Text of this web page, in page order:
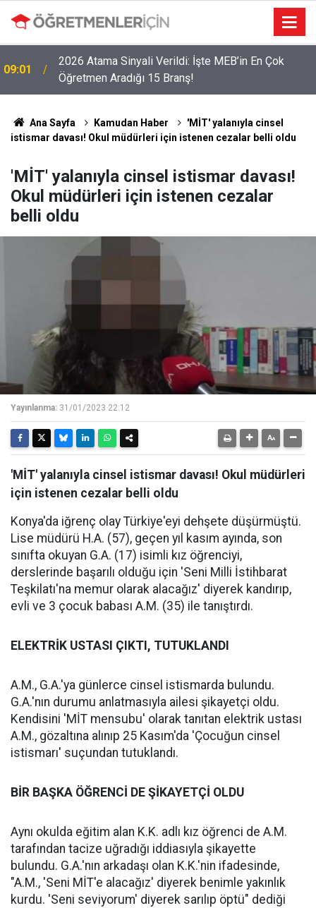
09:01
2026 Atama Sinyali Verildi: İşte MEB’in En Çok
Öğretmen Aradığı 15 Branş!
Ana Sayfa Kamudan Haber
'MİT' yalanıyla cinsel
istismar davası! Okul müdürleri için istenen cezalar belli oldu
'MİT' yalanıyla cinsel istismar davası!
Okul müdürleri için istenen cezalar
belli oldu
Yayınlanma: 31/01/2023 22:12
'MİT' yalanıyla cinsel istismar davası! Okul müdürleri
için istenen cezalar belli oldu
Konya'da iğrenç olay Türkiye'eyi dehşete düşürmüştü.
Lise müdürü H.A. (57), geçen yıl kasım ayında, son
sınıfta okuyan G.A. (17) isimli kız öğrenciyi,
derslerinde başarılı olduğu için 'Seni Milli İstihbarat
Teşkilatı'na memur olarak alacağız' diyerek kandırıp,
evli ve 3 çocuk babası A.M. (35) ile tanıştırdı.
ELEKTRİK USTASI ÇIKTI, TUTUKLANDI
A.M., G.A.'ya günlerce cinsel istismarda bulundu.
G.A.'nın durumu anlatmasıyla ailesi şikayetçi oldu.
Kendisini 'MİT mensubu' olarak tanıtan elektrik ustası
A.M., gözaltına alınıp 25 Kasım'da 'Çocuğun cinsel
istismarı' suçundan tutuklandı.
BİR BAŞKA ÖĞRENCİ DE ŞİKAYETÇİ OLDU
Aynı okulda eğitim alan K.K. adlı kız öğrenci de A.M.
tarafından tacize uğradığı iddiasıyla şikayette
bulundu. G.A.'nın arkadaşı olan K.K.'nin ifadesinde,
"A.M., 'Seni MİT'e alacağız' diyerek benimle yakınlık
kurdu. 'Seni seviyorum' diyerek sarılıp öptü" dediği